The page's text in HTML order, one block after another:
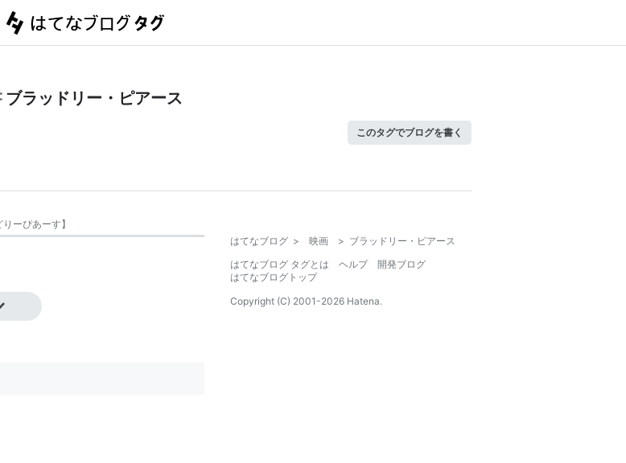
ブラッドリー・ピアース
このタグでブログを書く
りーぴあーす】
はてなブログ > 映画 > ブラッドリー・ピアース
はてなブログ タグとは
ヘルプ
開発ブログ
はてなブログトップ
Copyright (C) 2001-2026 Hatena.